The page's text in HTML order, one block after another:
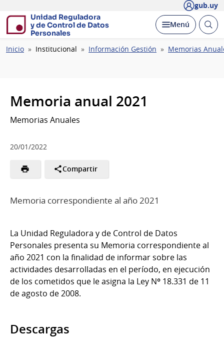
gub.uy
Unidad Reguladora
y de Control de Datos
Personales
Desplegar
Menú Abrir
Ruta
Inicio Institucional Información Gestión Memorias
Memoria anual 2021
Memorias Anuales
20/01/2022
Compartir
Memoria correspondiente al año 2021
La Unidad Reguladora y de Control de Datos
Personales presenta su Memoria correspondiente al
año 2021 con la finalidad de informar sobre las
actividades desarrolladas en el período, en ejecución
de los cometidos que le asigna la Ley Nº 18.331 de 11
de agosto de 2008.
Descargas